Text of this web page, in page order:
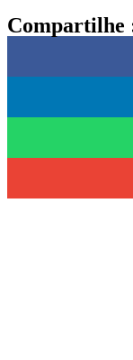
Compartilhe